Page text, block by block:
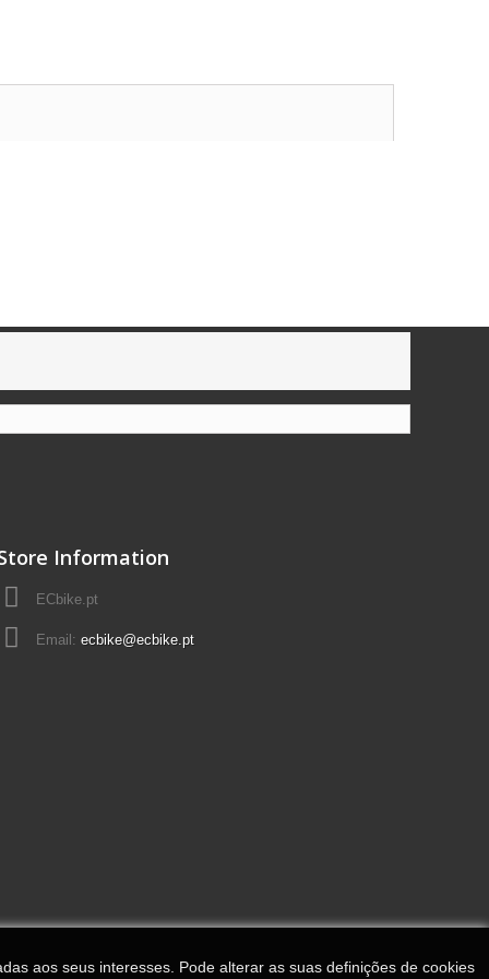
Information
ECbike.pt
Email: ecbike@ecbike.pt
aos seus interesses. Pode alterar as suas definições de cookies